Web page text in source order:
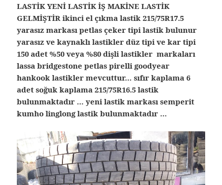
LASTİK YENİ LASTİK İŞ MAKİNE LASTİK
GELMİŞTİR ikinci el çıkma lastik 215/75R17.5
yarasız markası petlas çeker tipi lastik bulunur
yarasız ve kaynaklı lastikler düz tipi ve kar tipi
150 adet %50 veya %80 dişli lastikler markaları
lassa bridgestone petlas pirelli goodyear
hankook lastikler mevcuttur… sıfır kaplama 6
adet soğuk kaplama 215/75R16.5 lastik
bulunmaktadır … yeni lastik markası semperit
kumho linglong lastik bulunmaktadır …